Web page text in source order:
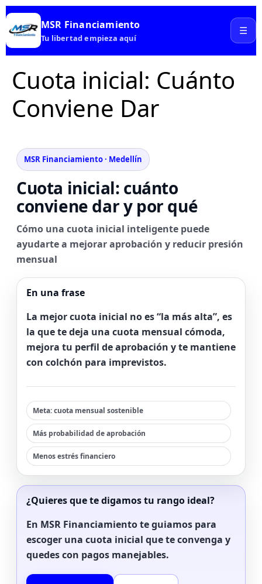
content
MSR Financiamiento
Tu libertad empieza aquí
☰
Cuota inicial: Cuánto
Conviene Dar
MSR Financiamiento · Medellín
Cuota inicial: cuánto
conviene dar y por qué
Cómo una cuota inicial inteligente puede
ayudarte a mejorar aprobación y reducir presión
mensual
En una frase
La mejor cuota inicial no es “la más alta”, es
la que te deja una cuota mensual cómoda,
mejora tu perfil de aprobación y te mantiene
con colchón para imprevistos.
Meta: cuota mensual sostenible
Más probabilidad de aprobación
Menos estrés financiero
¿Quieres que te digamos tu rango ideal?
En MSR Financiamiento te guiamos para
escoger una cuota inicial que te convenga y
quedes con pagos manejables.